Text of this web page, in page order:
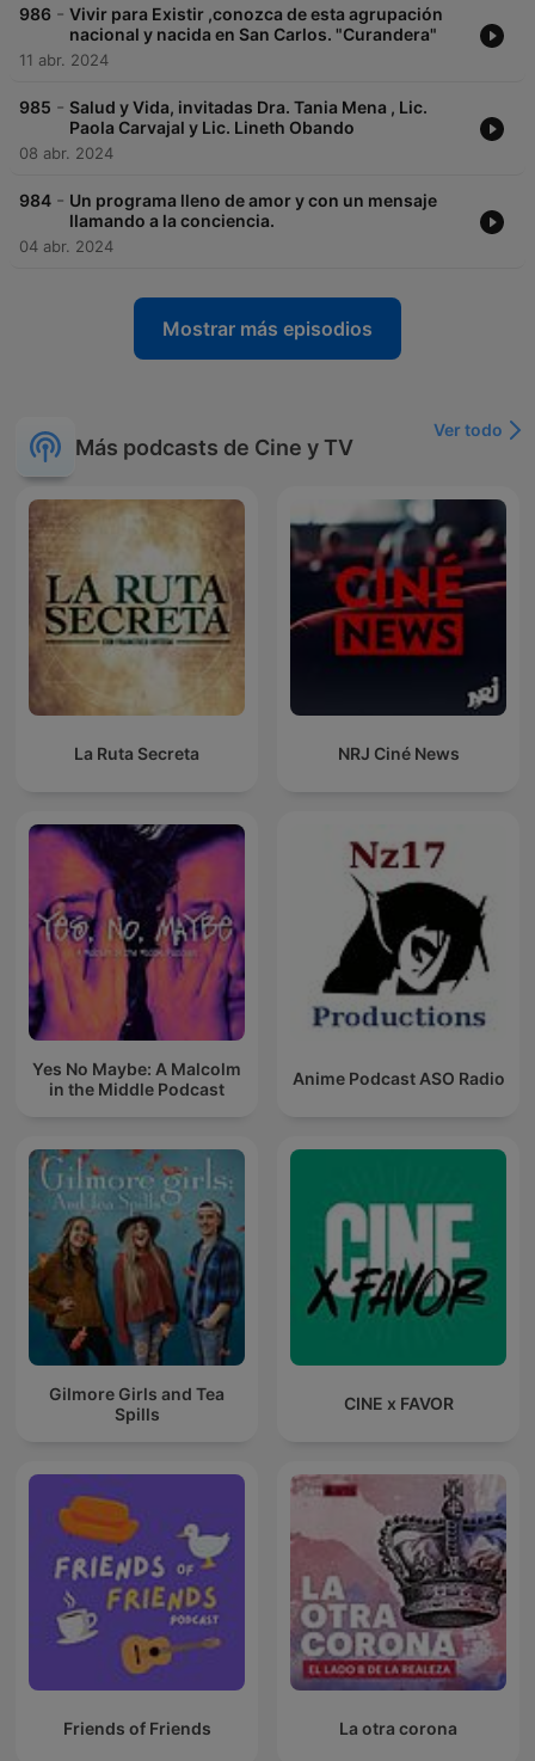
986 - Vivir para Existir ,conozca de esta agrupación
nacional y nacida en San Carlos. "Curandera"
11 abr. 2024
985 - Salud y Vida, invitadas Dra. Tania Mena , Lic.
Paola Carvajal y Lic. Lineth Obando
08 abr. 2024
984 - Un programa lleno de amor y con un mensaje
llamando a la conciencia.
04 abr. 2024
Mostrar más episodios
Más podcasts de Cine y TV
Ver todo
La Ruta Secreta NRJ Ciné News
Yes No Maybe: A Malcolm
in the Middle Podcast
Anime Podcast ASO Radio
Gilmore Girls and Tea
Spills
CINE x FAVOR
Friends of Friends La otra corona